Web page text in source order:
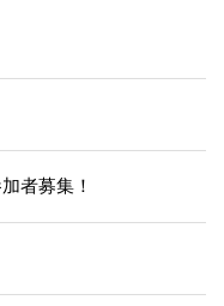
者募集！